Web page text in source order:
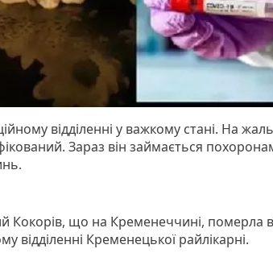
відділенні у важкому стані. На
Зараз він займається
Кокорів, що на Кременеччині, померла
відділенні Кременецької райлікарні.